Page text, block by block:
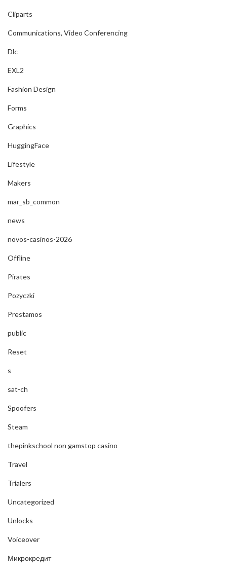
Cliparts
Communications, Video Conferencing
Dlc
EXL2
Fashion Design
Forms
Graphics
HuggingFace
Lifestyle
Makers
mar_sb_common
news
novos-casinos-2026
Offline
Pirates
Pozyczki
Prestamos
public
Reset
s
sat-ch
Spoofers
Steam
thepinkschool non gamstop casino
Travel
Trialers
Uncategorized
Unlocks
Voiceover
Микрокредит